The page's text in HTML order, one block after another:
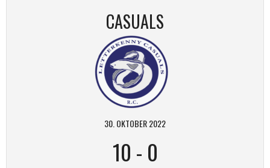
CASUALS
30. OKTOBER 2022
10 - 0